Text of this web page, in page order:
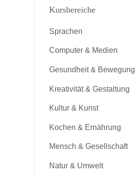
Kursbereiche
Sprachen
Computer & Medien
Gesundheit & Bewegung
Kreativität & Gestaltung
Kultur & Kunst
Kochen & Ernährung
Mensch & Gesellschaft
Natur & Umwelt